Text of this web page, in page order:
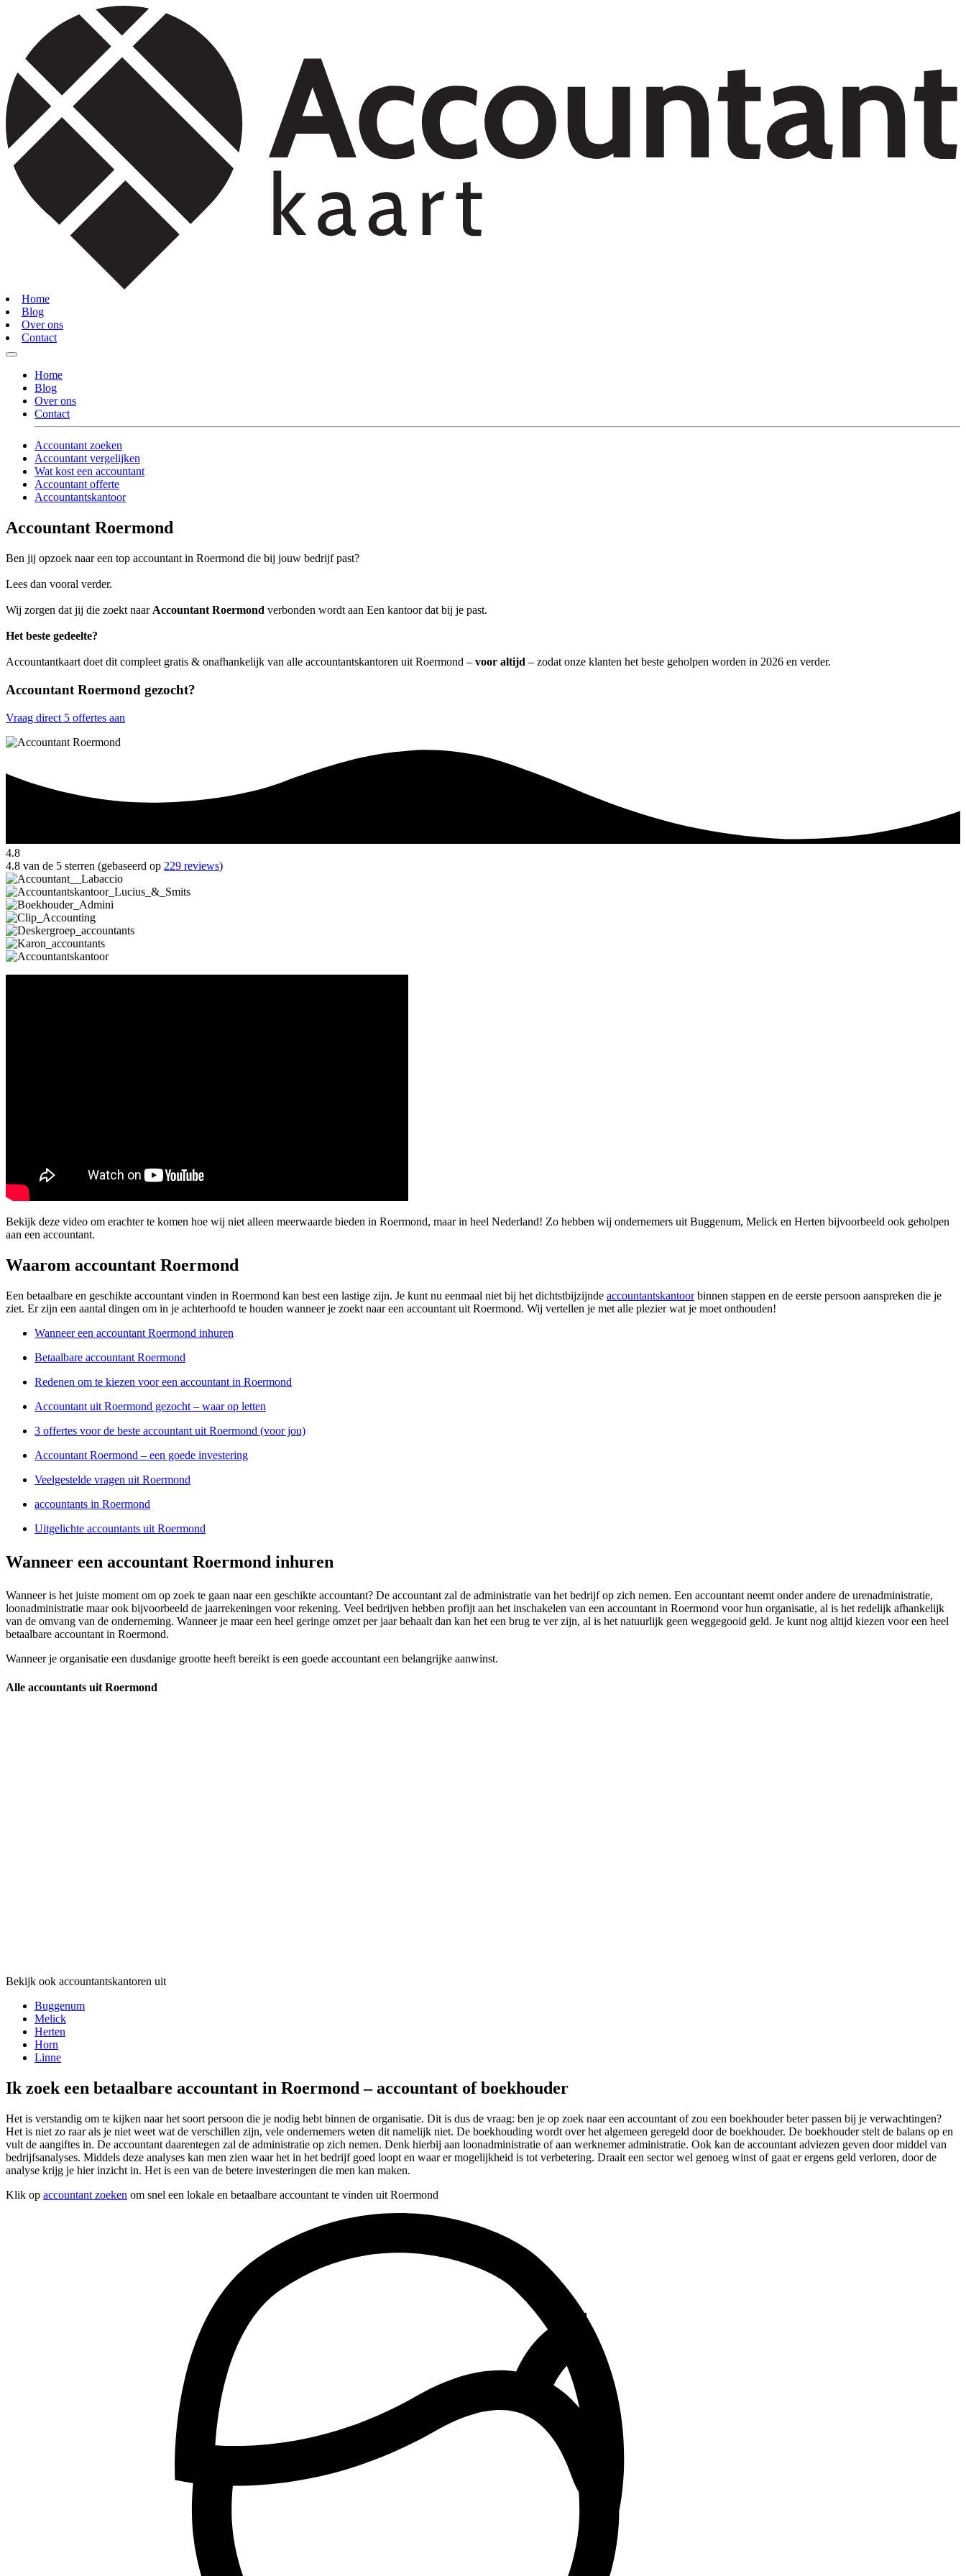
Home
Blog
Over ons
Contact
Home
Blog
Over ons
Contact
Accountant zoeken
Accountant vergelijken
Wat kost een accountant
Accountant offerte
Accountantskantoor
Accountant Roermond
Ben jij opzoek naar een top accountant in Roermond die bij jouw bedrijf past?
Lees dan vooral verder.
Wij zorgen dat jij die zoekt naar Accountant Roermond verbonden wordt aan Een kantoor dat bij je past.
Het beste gedeelte?
Accountantkaart doet dit compleet gratis & onafhankelijk van alle accountantskantoren uit Roermond – voor altijd – zodat onze klanten het beste geholpen worden in 2026 en verder.
Accountant Roermond gezocht?
Vraag direct 5 offertes aan
4.8
4.8 van de 5 sterren (gebaseerd op 229 reviews)
Bekijk deze video om erachter te komen hoe wij niet alleen meerwaarde bieden in Roermond, maar in heel Nederland! Zo hebben wij ondernemers uit Buggenum, Melick en Herten bijvoorbeeld ook geholpen
aan een accountant.
Waarom accountant Roermond
Een betaalbare en geschikte accountant vinden in Roermond kan best een lastige zijn. Je kunt nu eenmaal niet bij het dichtstbijzijnde accountantskantoorbinnen stappen en de eerste persoon aanspreken die je
ziet. Er zijn een aantal dingen om in je achterhoofd te houden wanneer je zoekt naar een accountant uit Roermond. Wij vertellen je met alle plezier wat je moet onthouden!
Wanneer een accountant Roermond inhuren
Betaalbare accountant Roermond
Redenen om te kiezen voor een accountant in Roermond
Accountant uit Roermond gezocht – waar op letten
3 offertes voor de beste accountant uit Roermond (voor jou)
Accountant Roermond – een goede investering
Veelgestelde vragen uit Roermond
accountants in Roermond
Uitgelichte accountants uit Roermond
Wanneer een accountant Roermond inhuren
Wanneer is het juiste moment om op zoek te gaan naar een geschikte accountant? De accountant zal de administratie van het bedrijf op zich nemen. Een accountant neemt onder andere de urenadministratie,
loonadministratie maar ook bijvoorbeeld de jaarrekeningen voor rekening. Veel bedrijven hebben profijt aan het inschakelen van een accountant in Roermond voor hun organisatie, al is het redelijk afhankelijk
van de omvang van de onderneming. Wanneer je maar een heel geringe omzet per jaar behaalt dan kan het een brug te ver zijn, al is het natuurlijk geen weggegooid geld. Je kunt nog altijd kiezen voor een heel
betaalbare accountant in Roermond.
Wanneer je organisatie een dusdanige grootte heeft bereikt is een goede accountant een belangrijke aanwinst.
Alle accountants uit Roermond
Bekijk ook accountantskantoren uit
Buggenum
Melick
Herten
Horn
Linne
Ik zoek een betaalbare accountant in Roermond – accountant of boekhouder
Het is verstandig om te kijken naar het soort persoon die je nodig hebt binnen de organisatie. Dit is dus de vraag: ben je op zoek naar een accountant of zou een boekhouder beter passen bij je verwachtingen?
Het is niet zo raar als je niet weet wat de verschillen zijn, vele ondernemers weten dit namelijk niet. De boekhouding wordt over het algemeen geregeld door de boekhouder. De boekhouder stelt de balans op en
vult de aangiftes in. De accountant daarentegen zal de administratie op zich nemen. Denk hierbij aan loonadministratie of aan werknemer administratie. Ook kan de accountant adviezen geven door middel van
bedrijfsanalyses. Middels deze analyses kan men zien waar het in het bedrijf goed loopt en waar er mogelijkheid is tot verbetering. Draait een sector wel genoeg winst of gaat er ergens geld verloren, door de
analyse krijg je hier inzicht in. Het is een van de betere investeringen die men kan maken.
Klik op accountant zoeken om snel een lokale en betaalbare accountant te vinden uit Roermond